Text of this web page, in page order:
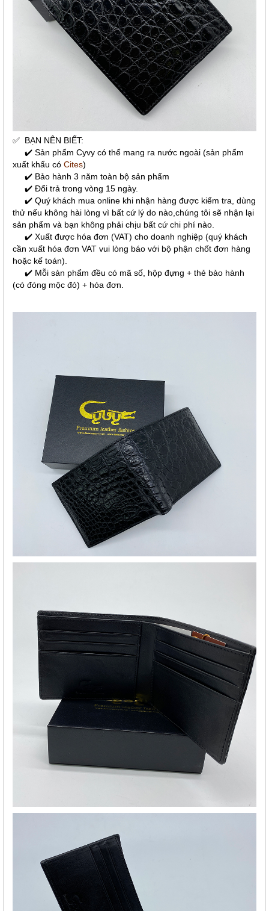
✅ BẠN NÊN BIẾT:
✔️ Sản phẩm Cyvy có thể mang ra nước ngoài (sản phẩm
xuất khẩu có Cites)
✔️ Bảo hành 3 năm toàn bộ sản phẩm
✔️ Đổi trả trong vòng 15 ngày.
✔️ Quý khách mua online khi nhận hàng được kiểm tra, dùng
thử nếu không hài lòng vì bất cứ lý do nào,chúng tôi sẽ nhận lại
sản phẩm và bạn không phải chịu bất cứ chi phí nào.
✔️ Xuất được hóa đơn (VAT) cho doanh nghiệp (quý khách
cần xuất hóa đơn VAT vui lòng báo với bộ phận chốt đơn hàng
hoặc kế toán).
✔️ Mỗi sản phẩm đều có mã số, hộp đựng + thẻ bảo hành
(có đóng mộc đỏ) + hóa đơn.